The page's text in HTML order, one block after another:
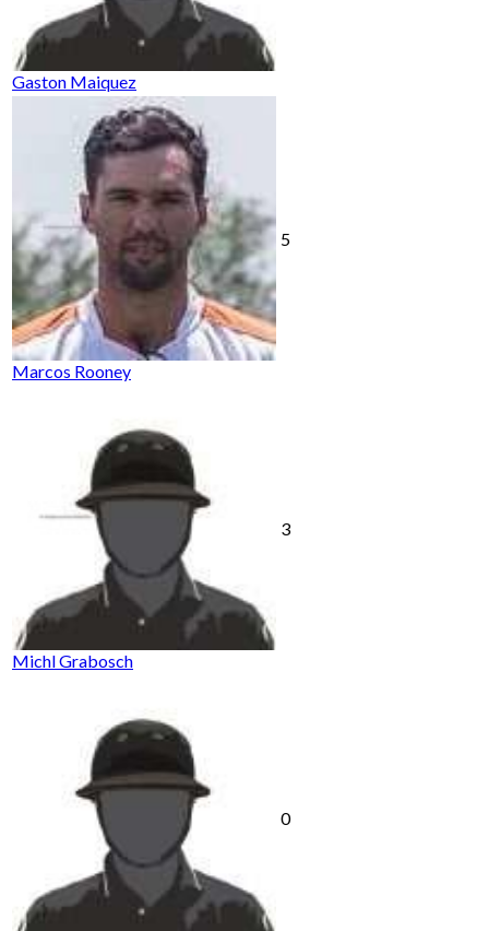
Gaston Maiquez
Marcos Rooney
5
Michl Grabosch
3
0